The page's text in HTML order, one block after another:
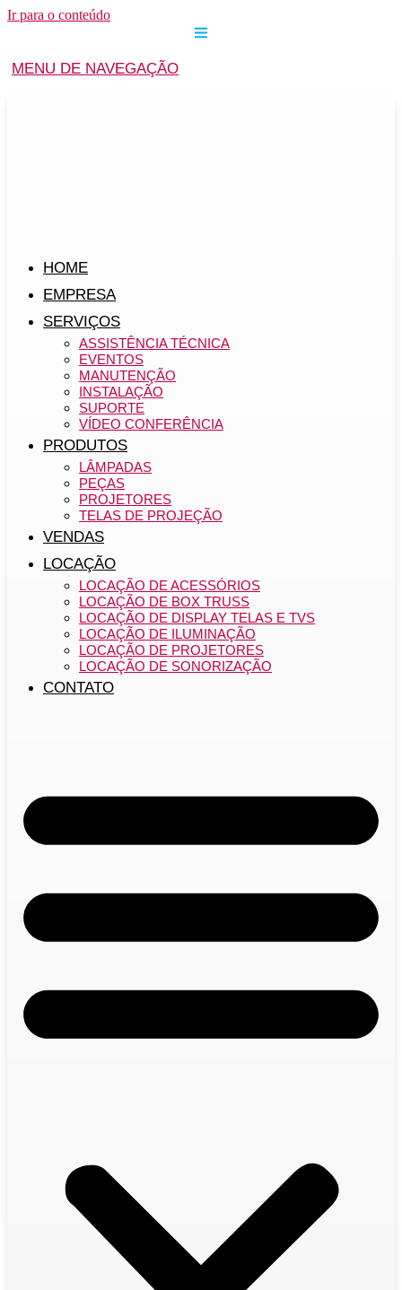
Ir para o conteúdo
MENU DE NAVEGAÇÃO
HOME
EMPRESA
SERVIÇOS
ASSISTÊNCIA TÉCNICA
EVENTOS
MANUTENÇÃO
INSTALAÇÃO
SUPORTE
VÍDEO CONFERÊNCIA
PRODUTOS
LÂMPADAS
PEÇAS
PROJETORES
TELAS DE PROJEÇÃO
VENDAS
LOCAÇÃO
LOCAÇÃO DE ACESSÓRIOS
LOCAÇÃO DE BOX TRUSS
LOCAÇÃO DE DISPLAY TELAS E TVS
LOCAÇÃO DE ILUMINAÇÃO
LOCAÇÃO DE PROJETORES
LOCAÇÃO DE SONORIZAÇÃO
CONTATO